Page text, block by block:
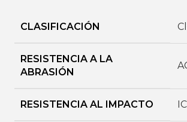
CLASIFICACIÓN
RESISTENCIA A LA
ABRASIÓN
RESISTENCIA AL IMPACTO